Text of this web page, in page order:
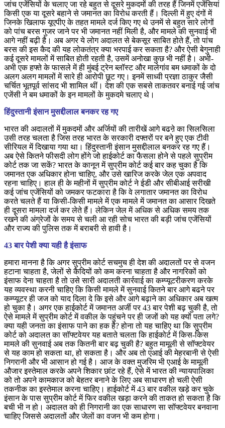
जांच एजेंसियों के चलाए जा रहे बहुत से दूसरे मुकदमों की तरह हैं जिनमें एजेंसियां
किसी एक या दूसरे बहाने से जमानत का विरोध करती हैं। दिल्ली में हुए दंगों में
जिनके खिलाफ यूएपीए के तहत मामले दर्ज किए गए थे उनमें से बहुत सारे लोगों
को पांच बरस गुजर जाने पर भी जमानत नहीं मिली है, और मामले की सुनवाई भी
आगे नहीं बढ़ी है। अब अगर ये लोग अदालत से बेकसूर साबित होते हैं, तो पांच
बरस की इस कैद की यह लोकतंत्र क्या भरपाई कर सकता है? और ऐसी बेगुनाही
कई दूसरे मामलों में साबित होती रहती है, उसमें अनोखा कुछ भी नहीं है। अभी-
अभी एक हफ्ते के फासले में ही मुंबई ट्रेन ब्लॉस्ट और मालेगांव बम धमाकों के दो
अलग अलग मामलों में सारे ही आरोपी छूट गए। इनमें साध्वी प्रज्ञा ठाकुर जैसी
चर्चित भूतपूर्व सांसद भी शामिल थीं। देश की एक सबसे ताकतवर बनाई गई जांच
एजेंसी ने बम धमाकों के इन मामलों के मुकदमे चलाए थे।
हिंदुस्तानी इंसान मुसद्दीलाल बनकर रह गए
भारत की अदालतों में मुकदमों और अर्जियों की तारीखें आगे बढऩे का सिलसिला
उसी तरह चलता है जिस तरह भारत के सरकारी दफ्तरों पर बने हुए एक टीवी
सीरियल में दिखाया गया था। हिंदुस्तानी इंसान मुसद्दीलाल बनकर रह गए हैं।
अब ऐसे कितने फीसदी लोग होंगे जो हाईकोर्ट का फैसला होने से पहले सुप्रीम
कोर्ट तक जा सकें? भारत के कानून में सुप्रीम कोर्ट कई बार कह चुका है कि
जमानत एक अधिकार होना चाहिए, और उसे खारिज करके जेल एक अपवाद
रहना चाहिए। हाल ही के महीनों में सुप्रीम कोर्ट ने ईडी और सीबीआई सरीखी
कई जांच एजेंसियों को जमकर फटकारा है कि वे लगातार जमानत का विरोध
करते चलते हैं या किसी-किसी मामले में एक मामले में जमानत का आसार दिखते
ही दूसरा मामला दर्ज कर लेते हैं। लेकिन जेल में अधिक से अधिक समय तक
रखने की अंग्रेजों के समय से चली आ रही सोच भारत की बड़ी जांच एजेंसियों
और राज्य की पुलिस तक में बराबरी से हावी है।
43 बार पेशी क्या यही है इंसाफ
हमारा मानना है कि अगर सुप्रीम कोर्ट सचमुच ही देश की अदालतों पर से वजन
हटाना चाहता है, जेलों से कैदियों को कम करना चाहता है और नागरिकों को
इंसाफ देना चाहता है तो उसे सारी अदालती कार्रवाई का कम्प्यूटरीकरण करके
यह व्यवस्था करनी चाहिए कि किसी मामले में सुनवाई कितने बार आगे बढने पर
कम्प्यूटर ही जज को याद दिला दे कि इसे और आगे बढ़ाने का अधिकार अब खत्म
हो चुका है। अगर एक हाईकोर्ट में जमानत अर्जी पर 43 बार पेशी बढ़ चुकी है, तो
ऐसे मामले में सुप्रीम कोर्ट में वकील के पहुंचने पर ही जजों को यह क्यों पता लगे?
क्या यही जनता का इंसाफ पाने का हक है? होना तो यह चाहिए था कि सुप्रीम
कोर्ट को अदालत का सॉफ्टवेयर यह बताते चलता कि हाईकोर्ट में किस-किस
मामले की सुनवाई अब तक कितनी बार बढ़ चुकी है? बहुत मामूली से सॉफ्टवेयर
से यह काम हो सकता था, हो सकता है। और अब तो एआई की मेहरबानी से ऐसी
निगरानी और भी आसान हो गई है। आज के वक्त मुजरिम भी एआई के मामूली
औजार इस्तेमाल करके अपने शिकार छांट रहे हैं, ऐसे में भारत की न्यायपालिका
को तो अपने कामकाज को बेहतर बनाने के लिए अब साधारण हो चली ऐसी
तकनीक का इस्तेमाल करना चाहिए। हाईकोर्ट में 43 बार वकील खड़े कर चुके
इंसान के पास सुप्रीम कोर्ट में फिर वकील खड़ा करने की ताकत हो सकता है कि
बची भी न हो। अदालत को ही निगरानी का एक साधारण सा सॉफ्टवेयर बनवाना
चाहिए जिससे अदालतों और जेलों का वजन भी कम होगा।